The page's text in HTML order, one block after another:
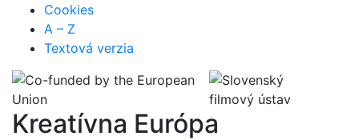
Cookies
A – Z
Textová verzia
Kreatívna Európa